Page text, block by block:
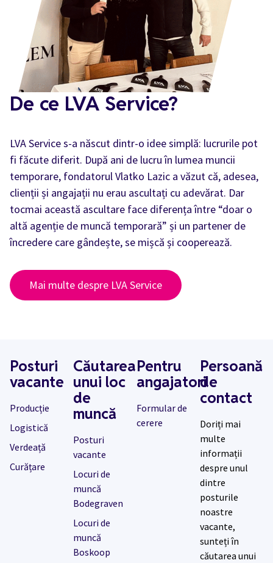
De ce LVA Service?
LVA Service s-a născut dintr-o idee simplă: lucrurile pot
fi făcute diferit. După ani de lucru în lumea muncii
temporare, fondatorul Vlatko Lazic a văzut că, adesea,
clienții și angajații nu erau ascultați cu adevărat. Dar
tocmai această ascultare face diferența între “doar o
altă agenție de muncă temporară” și un partener de
încredere care gândește, se mișcă și cooperează.
Mai multe despre LVA Service
Posturi
vacante
Producție
Logistică
Verdeață
Curățare
Căutarea
unui loc
de
muncă
Posturi
vacante
Locuri de
muncă
Bodegraven
Locuri de
muncă
Boskoop
Pentru
angajatori
Formular de
cerere
Persoană
de
contact
Doriți mai
multe
informații
despre unul
dintre
posturile
noastre
vacante,
sunteți în
căutarea unui